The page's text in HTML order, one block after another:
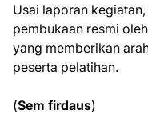
Usai laporan
pembukaan resmi
yang memberikan
peserta pelatihan.
(Sem firdaus)